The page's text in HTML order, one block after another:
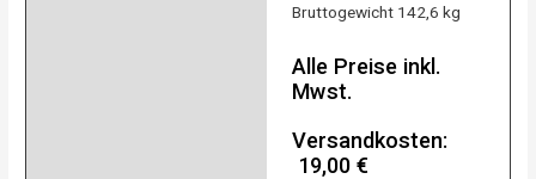
Bruttogewicht 142,6 kg
Alle Preise inkl.
Mwst.
Versandkosten:
19,00 €